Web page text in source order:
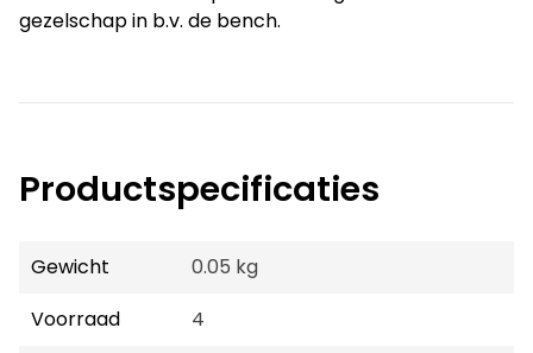
gezelschap in b.v. de bench.
Productspecificaties
Gewicht
0.05 kg
Voorraad
4